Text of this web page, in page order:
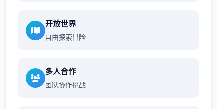
开放世界
自由探索冒险
多人合作
团队协作挑战